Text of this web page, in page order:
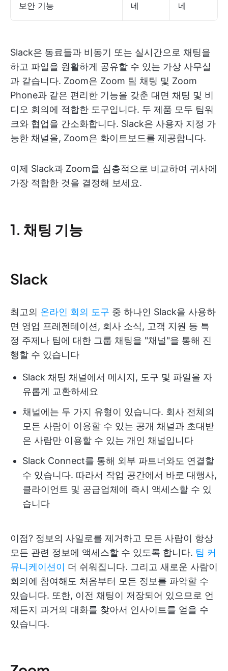
보안 기능 네 네
Slack은 동료들과 비동기 또는 실시간으로 채팅을
하고 파일을 원활하게 공유할 수 있는 가상 사무실
과 같습니다. Zoom은 Zoom 팀 채팅 및 Zoom
Phone과 같은 편리한 기능을 갖춘 대면 채팅 및 비
디오 회의에 적합한 도구입니다. 두 제품 모두 팀워
크와 협업을 간소화합니다. Slack은 사용자 지정 가
능한 채널을, Zoom은 화이트보드를 제공합니다.
이제 Slack과 Zoom을 심층적으로 비교하여 귀사에
가장 적합한 것을 결정해 보세요.
1. 채팅 기능
Slack
최고의 온라인 회의 도구 중 하나인 Slack을 사용하
면 영업 프레젠테이션, 회사 소식, 고객 지원 등 특
정 주제나 팀에 대한 그룹 채팅을 "채널"을 통해 진
행할 수 있습니다
Slack 채팅 채널에서 메시지, 도구 및 파일을 자
유롭게 교환하세요
채널에는 두 가지 유형이 있습니다. 회사 전체의
모든 사람이 이용할 수 있는 공개 채널과 초대받
은 사람만 이용할 수 있는 개인 채널입니다
Slack Connect를 통해 외부 파트너와도 연결할
수 있습니다. 따라서 작업 공간에서 바로 대행사,
클라이언트 및 공급업체에 즉시 액세스할 수 있
습니다
이점? 정보의 사일로를 제거하고 모든 사람이 항상
모든 관련 정보에 액세스할 수 있도록 합니다. 팀 커
뮤니케이션이 더 쉬워집니다. 그리고 새로운 사람이
회의에 참여해도 처음부터 모든 정보를 파악할 수
있습니다. 또한, 이전 채팅이 저장되어 있으므로 언
제든지 과거의 대화를 찾아서 인사이트를 얻을 수
있습니다.